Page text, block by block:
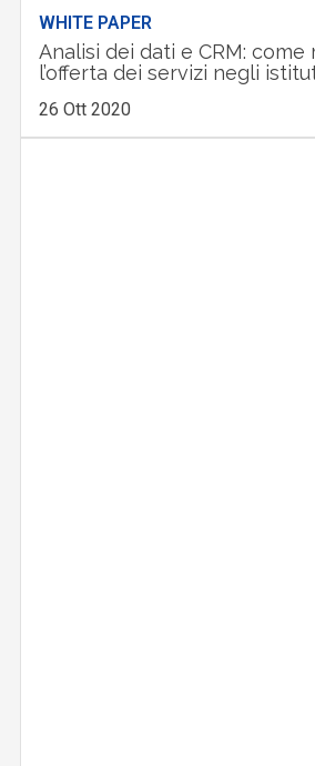
WHITE PAPER
Analisi dei dati e CRM: come
l’offerta dei servizi negli
26 Ott 2020